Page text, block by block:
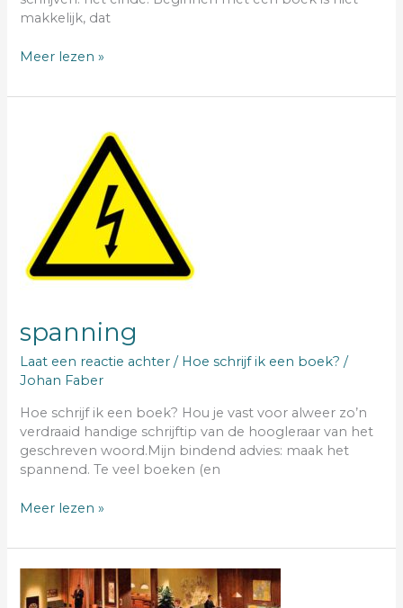
makkelijk, dat
Meer lezen »
spanning
Laat een reactie achter / Hoe schrijf ik een boek? /
Johan Faber
Hoe schrijf ik een boek? Hou je vast voor alweer zo’n
verdraaid handige schrijftip van de hoogleraar van het
geschreven woord.Mijn bindend advies: maak het
spannend. Te veel boeken (en
Meer lezen »
tot